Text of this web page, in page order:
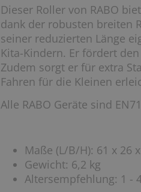
Dieser Roller von RABO
dank der robusten breiten
seiner reduzierten Länge
Kita-Kindern. Er fördert
Zudem sorgt er für extra
Fahren für die Kleinen
Alle RABO Geräte sind
Maße (L/B/H): 61 x 26
Gewicht: 6,2 kg
Altersempfehlung: 1 -